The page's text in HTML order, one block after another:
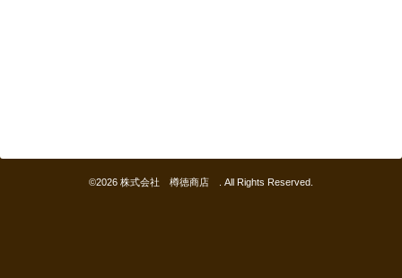
©2026 株式会社 樽徳商店 . All Rights Reserved.